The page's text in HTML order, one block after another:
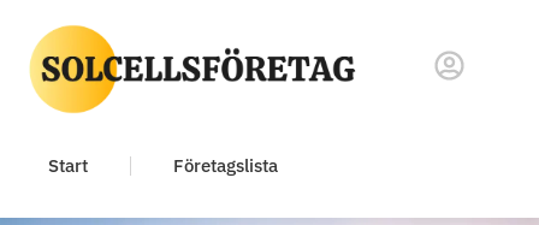
Start Företagslista